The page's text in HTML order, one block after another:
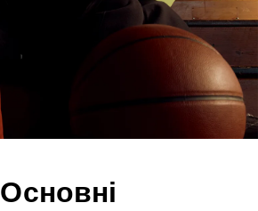
Основні